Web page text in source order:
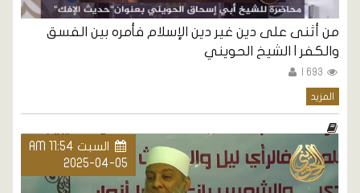
من أثنى على دين غير دين الإسلام فأمره بين الفسق
والكفر | الشيخ الحويني
المزيد
السبت AM 11:54
2025-04-05